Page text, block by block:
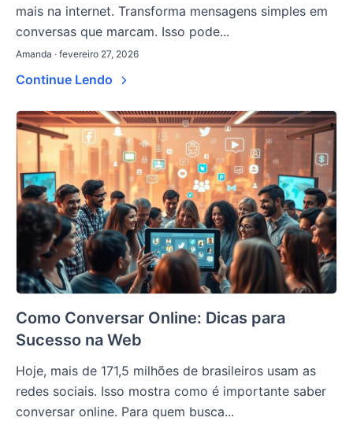
mais na internet. Transforma mensagens simples em
conversas que marcam. Isso pode...
Amanda · fevereiro 27, 2026
Continue Lendo
Como Conversar Online: Dicas para
Sucesso na Web
Hoje, mais de 171,5 milhões de brasileiros usam as
redes sociais. Isso mostra como é importante saber
conversar online. Para quem busca...